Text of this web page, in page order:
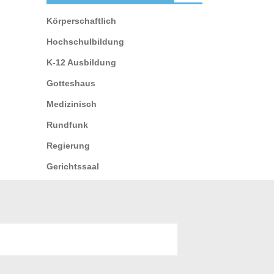
Körperschaftlich
Hochschulbildung
K-12 Ausbildung
Gotteshaus
Medizinisch
Rundfunk
Regierung
Gerichtssaal